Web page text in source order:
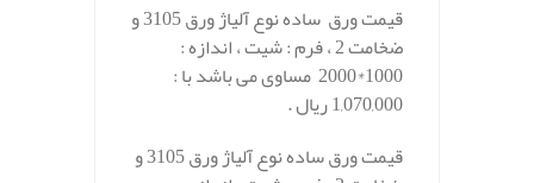
قیمت ورق ساده نوع آلیاژ ورق 3105 و
ضخامت 2 ، فرم : شیت ، اندازه :
1000*2000 مساوی می باشد با :
1,070,000 ریال .
قیمت ورق ساده نوع آلیاژ ورق 3105 و